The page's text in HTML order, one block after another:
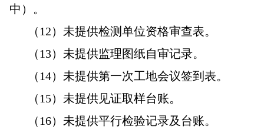
中）。
（12）未提供检测单位资格审查表。
（13）未提供监理图纸自审记录。
（14）未提供第一次工地会议签到表。
（15）未提供见证取样台账。
（16）未提供平行检验记录及台账。